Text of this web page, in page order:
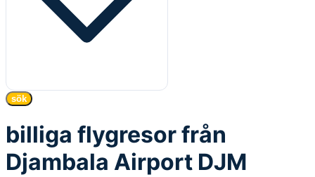
sök
billiga flygresor från
Djambala Airport DJM